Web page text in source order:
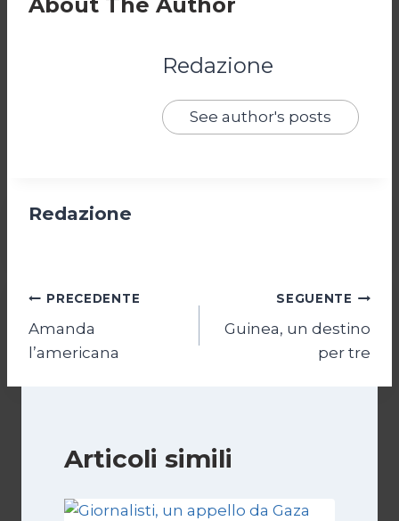
Redazione
See author's posts
Redazione
Navigazione
articoli
PRECEDENTE
Amanda
l’americana
SEGUENTE
Guinea, un destino
per tre
Articoli simili